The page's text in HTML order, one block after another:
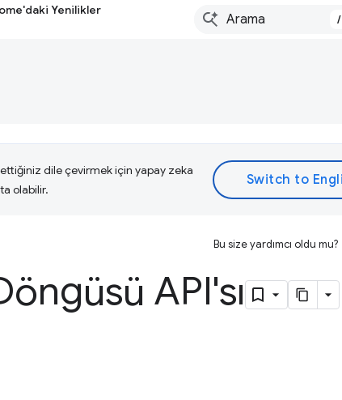
Yenilikler
/
dile çevirmek için yapay zeka
olabilir.
Bu size yardımcı oldu mu?
API'sı